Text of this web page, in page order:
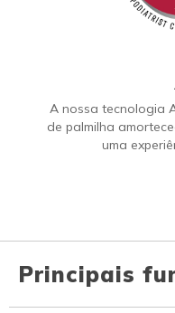
A nossa tecnologia
de palmilha
uma
Principais